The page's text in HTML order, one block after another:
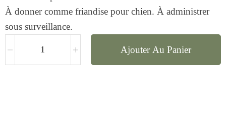
À donner comme friandise pour chien. À administrer
sous surveillance.
Ajouter Au Panier